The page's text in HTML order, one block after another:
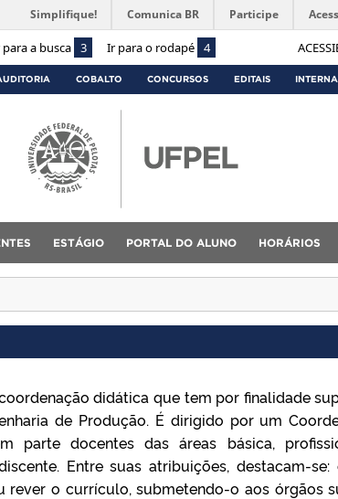
a busca 3 Ir para o rodapé 4
Simplifique! Comunica BR Participe
COBALTO CONCURSOS EDITAIS
ESTÁGIO PORTAL DO ALUNO HORÁRIOS
didática que tem por finalidade
de Produção. É dirigido por um
parte docentes das áreas básica,
Entre suas atribuições, destacam-
o currículo, submetendo-o aos órgãos